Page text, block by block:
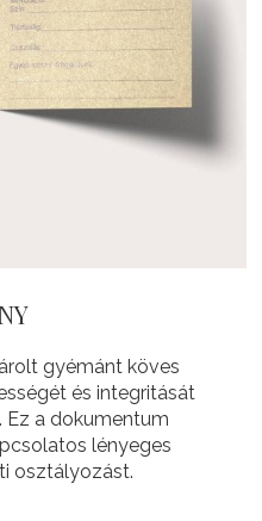
gyémánt köves
és integritását
a dokumentum
lényeges
osztályozást.